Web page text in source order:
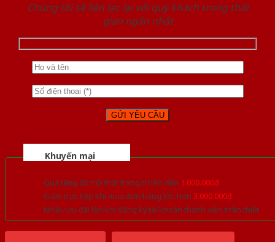
Chúng tôi sẽ liên lạc lại với quý khách trong thời
gian ngắn nhất
Khuyến mại
Quà tặng đồ nội thất trang trí lên đến 1.000.000đ
Giảm trực tiếp khi mua đơn hàng lớn hơn 3.000.000đ
Nhiều ưu đãi lớn khi đăng ký tài khoản thành viên thân thiết